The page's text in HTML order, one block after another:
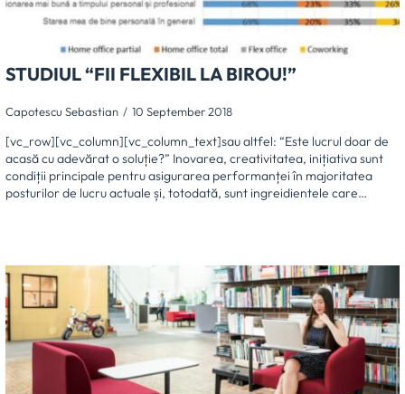
STUDIUL “FII FLEXIBIL LA BIROU!”
Capotescu Sebastian 10 September 2018
[vc_row][vc_column][vc_column_text]sau altfel: “Este lucrul doar de
acasă cu adevărat o soluție?” Inovarea, creativitatea, inițiativa sunt
condiții principale pentru asigurarea performanței în majoritatea
posturilor de lucru actuale și, totodată, sunt ingreidientele care…